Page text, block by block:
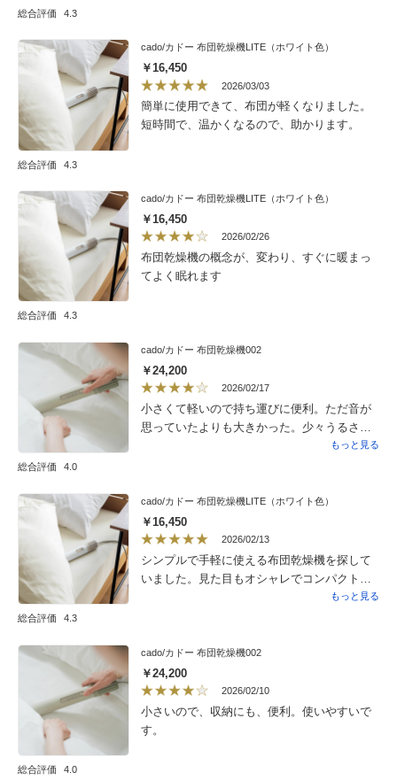
総合評価 4.3
総合評価 4.3
cado/カドー 布団乾燥機LITE（ホワイト色）
￥16,450
2026/03/03
簡単に使用できて、布団が軽くなりました。
短時間で、温かくなるので、助かります。
総合評価 4.3
cado/カドー 布団乾燥機LITE（ホワイト色）
￥16,450
2026/02/26
布団乾燥機の概念が、変わり、すぐに暖まっ
てよく眠れます
総合評価 4.0
cado/カドー 布団乾燥機002
￥24,200
2026/02/17
小さくて軽いので持ち運びに便利。ただ音が
思っていたよりも大きかった。少々うるさく
もっと見る
総合評価 4.3
cado/カドー 布団乾燥機LITE（ホワイト色）
￥16,450
2026/02/13
シンプルで手軽に使える布団乾燥機を探して
いました。見た目もオシャレでコンパクトで
このタイプなら毎日使えると思い購入しまし
ポカポカです。毎日布団に入るのが楽しみに
なりました。収納もヘアアイロンと同じぐら
いのサイズなので場所をとりません。なくて
はならない物ななりました。壊れてもまたリ
ピートします。似たような布団乾燥機もあり
もっと見る
総合評価 4.0
cado/カドー 布団乾燥機002
￥24,200
2026/02/10
小さいので、収納にも、便利。使いやすいで
す。